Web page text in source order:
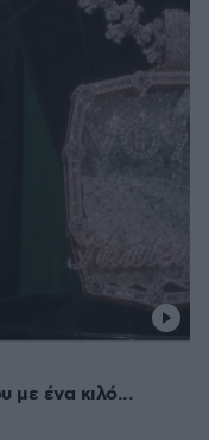
με ένα κιλό...